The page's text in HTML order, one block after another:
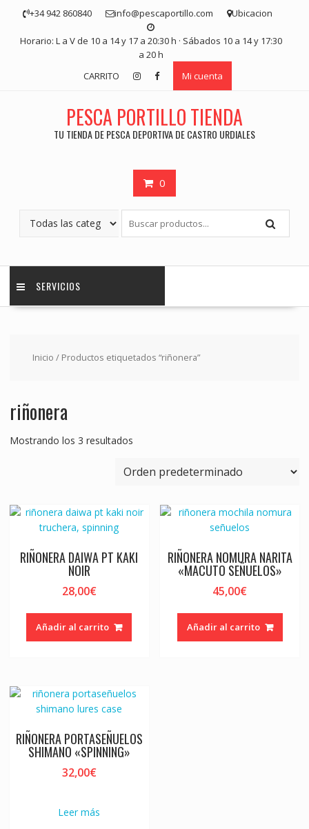
contenido
+34 942 860840 info@pescaportillo.com Ubicacion
Horario: L a V de 10 a 14 y 17 a 20:30 h · Sábados 10 a 14 y 17:30
a 20 h
CARRITO
Mi cuenta
PESCA PORTILLO TIENDA
TU TIENDA DE PESCA DEPORTIVA DE CASTRO URDIALES
0
SERVICIOS
Inicio / Productos etiquetados “riñonera”
riñonera
Mostrando los 3 resultados
RIÑONERA DAIWA PT KAKI
NOIR
28,00€
Añadir al carrito
RIÑONERA NOMURA NARITA
«MACUTO SEÑUELOS»
45,00€
Añadir al carrito
RIÑONERA PORTASEÑUELOS
SHIMANO «SPINNING»
32,00€
Leer más